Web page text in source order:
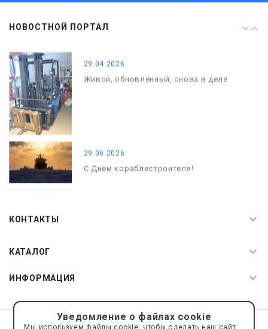
НОВОСТНОЙ ПОРТАЛС Днём Победы. Память, которая с
29.04.2026
Живой, обновлённый, снова в деле
29.06.2026
С Днём кораблестроителя!
КОНТАКТЫ
КАТАЛОГ
ИНФОРМАЦИЯ
© 2019—2026 Интернет пространство АкваРос sale@a-ros.ru
Уведомление о файлах cookie
Мы используем файлы cookie, чтобы сделать наш сайт